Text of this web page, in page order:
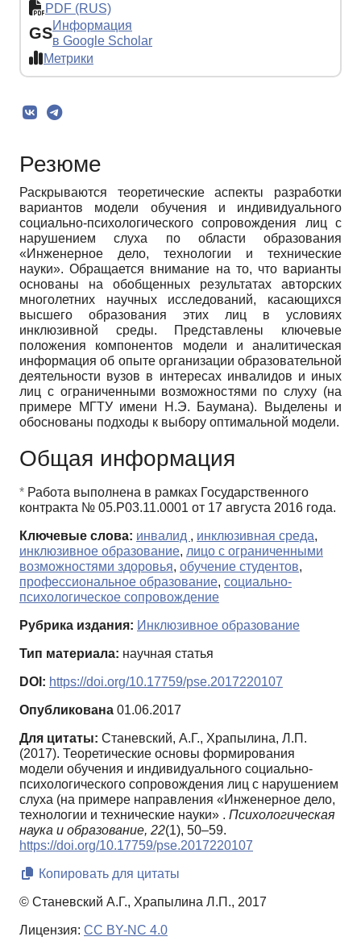
PDF (RUS)
GSИнформация
в Google Scholar
Метрики
Резюме
Раскрываются теоретические аспекты разработки
вариантов модели обучения и индивидуального
социально-психологического сопровождения лиц с
нарушением слуха по области образования
«Инженерное дело, технологии и технические
науки». Обращается внимание на то, что варианты
основаны на обобщенных результатах авторских
многолетних научных исследований, касающихся
высшего образования этих лиц в условиях
инклюзивной среды. Представлены ключевые
положения компонентов модели и аналитическая
информация об опыте организации образовательной
деятельности вузов в интересах инвалидов и иных
лиц с ограниченными возможностями по слуху (на
примере МГТУ имени Н.Э. Баумана). Выделены и
обоснованы подходы к выбору оптимальной модели.
Общая информация
* Работа выполнена в рамках Государственного
контракта № 05.Р03.11.0001 от 17 августа 2016 года.
Ключевые слова: инвалид , инклюзивная среда,
инклюзивное образование, лицо с ограниченными
возможностями здоровья, обучение студентов,
профессиональное образование, социально-
психологическое сопровождение
Рубрика издания: Инклюзивное образование
Тип материала: научная статья
DOI: https://doi.org/10.17759/pse.2017220107
Опубликована 01.06.2017
Для цитаты: Станевский, А.Г., Храпылина, Л.П.
(2017). Теоретические основы формирования
модели обучения и индивидуального социально-
психологического сопровождения лиц с нарушением
слуха (на примере направления «Инженерное дело,
технологии и технические науки» . Психологическая
наука и образование, 22(1), 50–59.
https://doi.org/10.17759/pse.2017220107
Копировать для цитаты
© Станевский А.Г., Храпылина Л.П., 2017
Лицензия: CC BY-NC 4.0